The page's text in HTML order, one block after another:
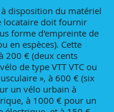
disposition du matériel
locataire doit fournir
forme d'empreinte de
en espèces). Cette
200 € (deux cents
de type VTT VTC ou
», à 600 € (six
un vélo urbain à
à 1000 € pour un